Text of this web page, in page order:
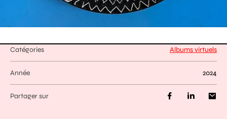
Catégories Albums virtuels
Année 2024
Partager sur